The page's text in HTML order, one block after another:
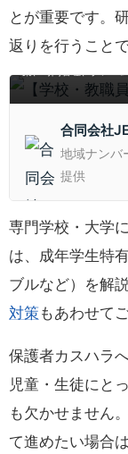
とが重要です。
返りを行うこと
【学校・教職
る研修プラン。メラビ
ら、行き過ぎた要求へ
合同会社
地域ナンバ
提供
専門学校・大学
は、成年学生特
ブルなど）を解
対策 もあわせて
保護者カスハラ
児童・生徒にと
も欠かせません
て進めたい場合は